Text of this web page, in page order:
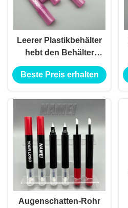
Leerer Plastikbehälter
hebt den Behälter
hervor
Beste Preis erhalten
Augenschatten-Rohr